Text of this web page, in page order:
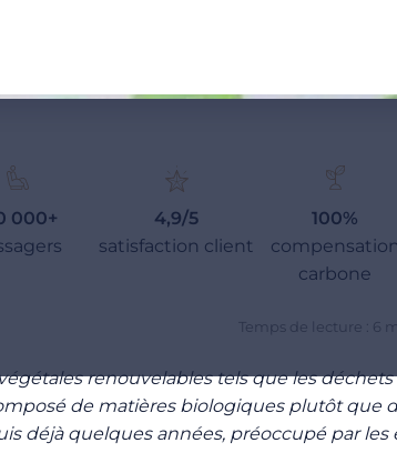
000+
4,9/5
satisfaction client
100%
compensation
carbone
Temps de lecture : 6
renouvelables tels que les
de matières biologiques plutôt que
déjà quelques années, préoccupé par